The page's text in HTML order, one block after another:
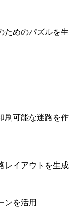
ためのパズルを生
刷可能な迷路を作
レイアウトを生成
ンを活用